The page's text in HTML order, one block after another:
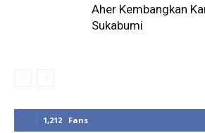
Aher Kembangkan
Sukabumi
1,212 Fans